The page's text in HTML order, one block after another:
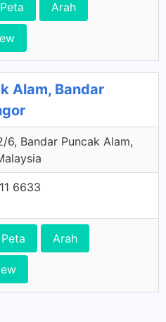
Arah
Alam, Bandar
6, Bandar Puncak Alam,
6633
Arah